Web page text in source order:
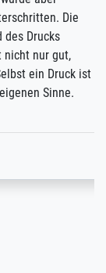
Die
ist